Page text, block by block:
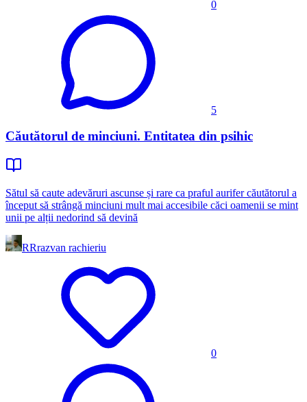
0
5
Căutătorul de minciuni. Entitatea din psihic
Sătul să caute adevăruri ascunse și rare ca praful aurifer căutătorul a
început să strângă minciuni mult mai accesibile căci oamenii se mint
unii pe alții nedorind să devină
RRrazvan rachieriu
0